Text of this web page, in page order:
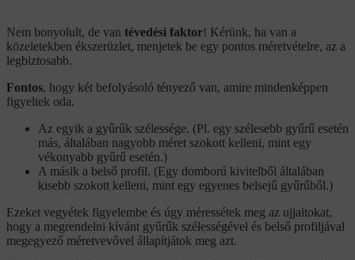
Nem bonyolult, de van tévedési faktor! Kérünk, ha van a
közeletekben ékszerüzlet, menjetek be egy pontos méretvételre, az a
legbiztosabb.
Fontos, hogy két befolyásoló tényező van, amire mindenképpen
figyeltek oda.
Az egyik a gyűrűk szélessége. (Pl. egy szélesebb gyűrű esetén
más, általában nagyobb méret szokott kelleni, mint egy
vékonyabb gyűrű esetén.)
A másik a belső profil. (Egy domború kivitelből általában
kisebb szokott kelleni, mint egy egyenes belsejű gyűrűből.)
Ezeket vegyétek figyelembe és úgy méressétek meg az ujjaitokat,
hogy a megrendelni kívánt gyűrűk szélességével és belső profiljával
megegyező méretvevővel állapítjátok meg azt.